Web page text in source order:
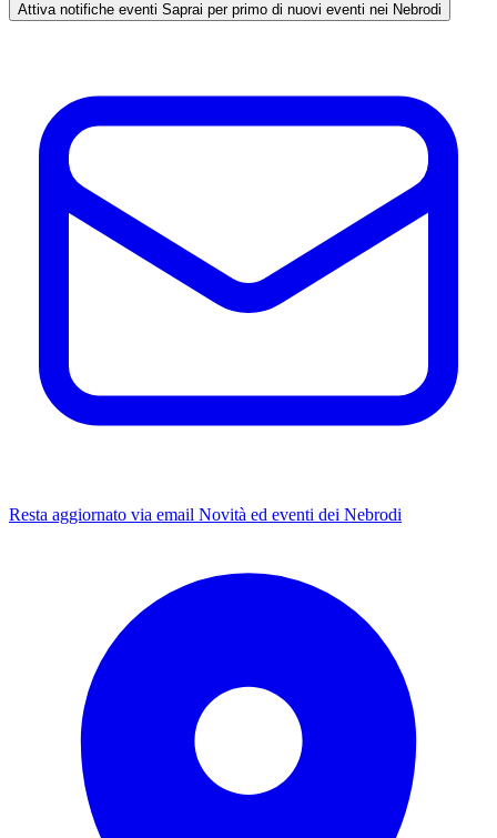
Attiva notifiche eventi Saprai per primo di nuovi eventi nei Nebrodi
Resta aggiornato via email Novità ed eventi dei Nebrodi